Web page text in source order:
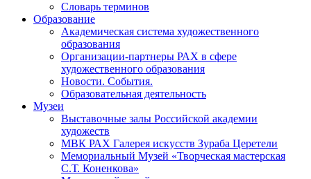
Словарь терминов
Образование
Академическая система художественного
образования
Организации-партнеры РАХ в сфере
художественного образования
Новости. События.
Образовательная деятельность
Музеи
Выставочные залы Российской академии
художеств
МВК РАХ Галерея искусств Зураба Церетели
Мемориальный Музей «Творческая мастерская
С.Т. Коненкова»